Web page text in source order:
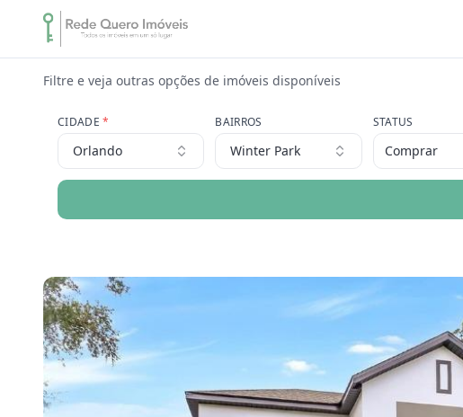
Filtre e veja outras opções de imóveis disponíveis
CIDADE*
Orlando
BAIRROS
Winter Park
STATUS
Comprar